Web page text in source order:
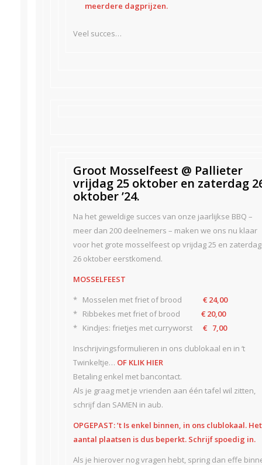
meerdere dagprijzen.
Veel succes…
Groot Mosselfeest @ Pallieter
vrijdag 25 oktober en zaterdag
oktober ’24.
Na het geweldige succes van onze jaarlijkse BBQ –
meer dan 200 deelnemers – maken we ons nu klaar
voor het grote mosselfeest op vrijdag 25 en zaterdag
26 oktober eerstkomend.
MOSSELFEEST
* Mosselen met friet of brood € 24,00
* Ribbekes met friet of brood € 20,00
* Kindjes: frietjes met curryworst € 7,00
Inschrijvingsformulieren in ons clublokaal en in ‘t
Twinkeltje… OF KLIK HIER
Betaling enkel met bancontact.
Als je graag met je vrienden aan één tafel wil zitten,
schrijf dan SAMEN in aub.
OPGEPAST: ’t Is enkel binnen, in ons clublokaal. Het
aantal plaatsen is dus beperkt. Schrijf spoedig in.
Als je hierover nog vragen hebt, spring dan effe